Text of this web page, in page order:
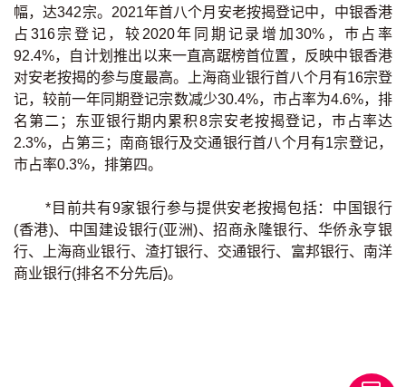
幅，达342宗。2021年首八个月安老按揭登记中，中银香港
占316宗登记，较2020年同期记录增加30%，巿占率
92.4%，自计划推出以来一直高踞榜首位置，反映中银香港
对安老按揭的参与度最高。上海商业银行首八个月有16宗登
记，较前一年同期登记宗数减少30.4%，市占率为4.6%，排
名第二；东亚银行期内累积8宗安老按揭登记，巿占率达
2.3%，占第三；南商银行及交通银行首八个月有1宗登记，
市占率0.3%，排第四。
*目前共有9家银行参与提供安老按揭包括：中国银行
(香港)、中国建设银行(亚洲)、招商永隆银行、华侨永亨银
行、上海商业银行、渣打银行、交通银行、富邦银行、南洋
商业银行(排名不分先后)。